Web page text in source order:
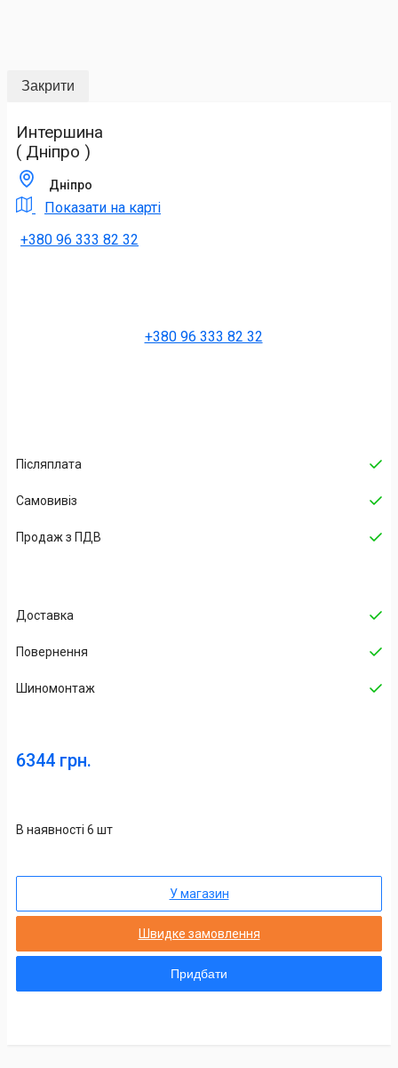
Закрити
Интершина
( Дніпро )
Дніпро
Показати на карті
+380 96 333 82 32
+380 96 333 82 32
Післяплата
Самовивіз
Продаж з ПДВ
Доставка
Повернення
Шиномонтаж
6344 грн.
В наявності 6 шт
У магазин
Швидке замовлення
Придбати